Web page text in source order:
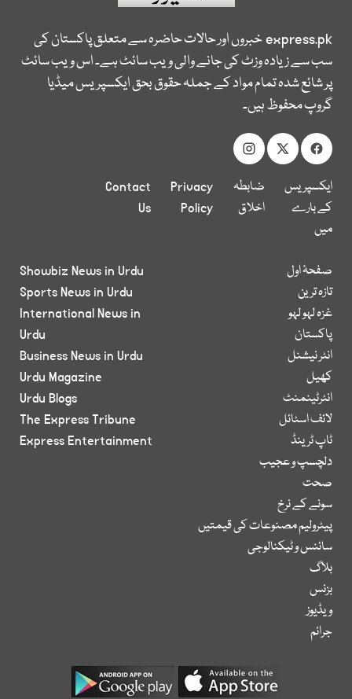
express.pkخبروں اور حالات حاضرہ سے متعلق پاکستان کی
سب سے زیادہ وزٹ کی جانے والی ویب سائٹ ہے۔ اس ویب سائٹ
پر شائع شدہ تمام مواد کے جملہ حقوق بحق ایکسپریس میڈیا
گروپ محفوظ ہیں۔
ایکسپریس
کے بارے
میں
ضابطہ
اخلاق
Privacy
Policy
Contact
Us
صفحۂ اول
تازہ ترین
غزہ لہو لہو
پاکستان
انٹر نیشنل
کھیل
انٹرٹینمنٹ
لائف اسٹائل
ٹاپ ٹرینڈ
دلچسپ و عجیب
صحت
سونے کے نرخ
پیٹرولیم مصنوعات کی قیمتیں
سائنس و ٹیکنالوجی
بلاگ
بزنس
ویڈیوز
جرائم
Showbiz News in Urdu
Sports News in Urdu
International News in
Urdu
Business News in Urdu
Urdu Magazine
Urdu Blogs
The Express Tribune
Express Entertainment